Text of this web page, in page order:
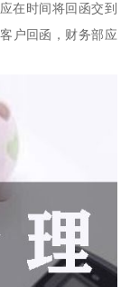
在时间将回函交到
户回函，财务部应